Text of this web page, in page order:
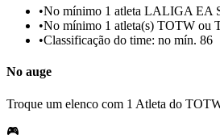
•No mínimo 1 atleta LALIGA EA
•No mínimo 1 atleta(s) TOTW ou
•Classificação do time: no mín. 86
No auge
Troque um elenco com 1 Atleta do